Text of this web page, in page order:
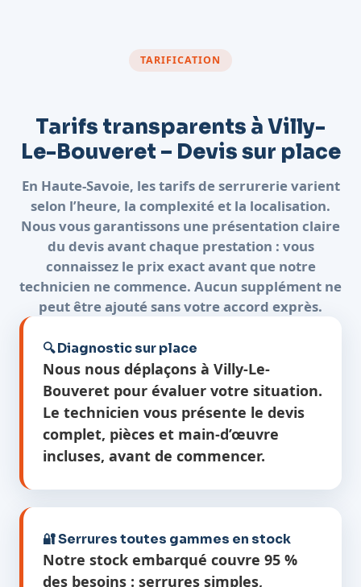
TARIFICATION
Tarifs transparents à Villy-
Le-Bouveret – Devis sur place
En Haute-Savoie, les tarifs de serrurerie varient
selon l’heure, la complexité et la localisation.
Nous vous garantissons une présentation claire
du devis avant chaque prestation : vous
connaissez le prix exact avant que notre
technicien ne commence. Aucun supplément ne
peut être ajouté sans votre accord exprès.
🔍 Diagnostic sur place
Nous nous déplaçons à Villy-Le-
Bouveret pour évaluer votre situation.
Le technicien vous présente le devis
complet, pièces et main-d’œuvre
incluses, avant de commencer.
🔐 Serrures toutes gammes en stock
Notre stock embarqué couvre 95 %
des besoins : serrures simples,